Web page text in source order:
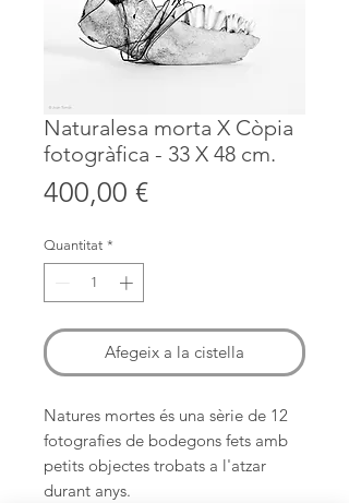
Naturalesa morta X Còpia
fotogràfica - 33 X 48 cm.
400,00 €Price
Quantitat *
Afegeix a la cistella
Natures mortes és una sèrie de 12
fotografies de bodegons fets amb
petits objectes trobats a l'atzar
durant anys.